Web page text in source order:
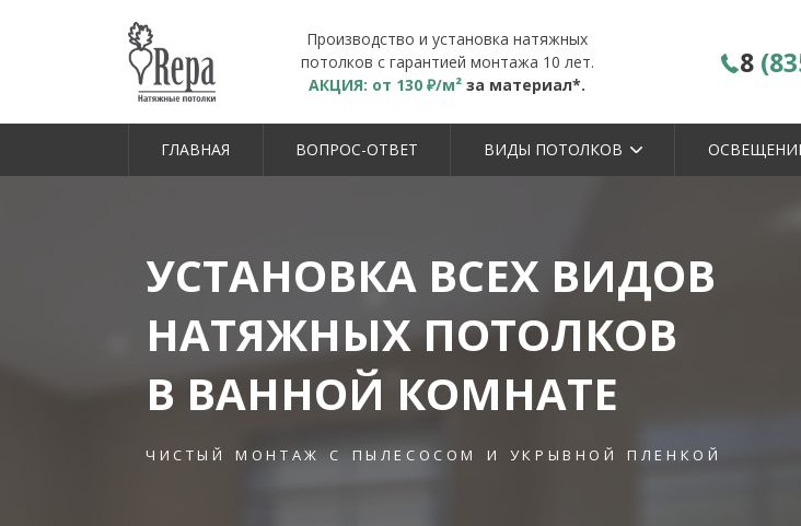
Производство и установка натяжных
потолков с гарантией монтажа 10 лет.
АКЦИЯ: от 130 ₽/м² за материал*.
8
ГЛАВНАЯ ВОПРОС-ОТВЕТ ВИДЫ ПОТОЛКОВ
УСТАНОВКА ВСЕХ ВИДОВ
НАТЯЖНЫХ ПОТОЛКОВ
В ВАННОЙ КОМНАТЕ
чистый монтаж с пылесосом и укрывной пленкой